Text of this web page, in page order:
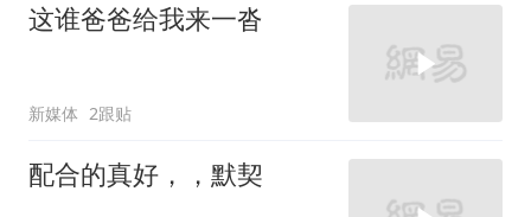
这谁爸爸给我来一沓
新媒体 2跟贴
配合的真好，，默契